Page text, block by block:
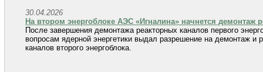
30.04.2026
На втором энергоблоке АЭС «Игналина» начнется демонтаж
После завершения демонтажа реакторных каналов первого
вопросам ядерной энергетики выдал разрешение на демонтаж и
каналов второго энергоблока.